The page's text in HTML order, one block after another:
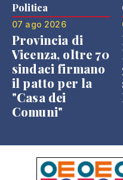
Politica
07 ago 2026
Provincia di
Vicenza, oltre 70
sindaci firmano
il patto per la
"Casa dei
Comuni"